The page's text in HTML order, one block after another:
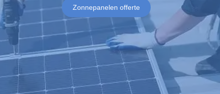
Zonnepanelen offerte